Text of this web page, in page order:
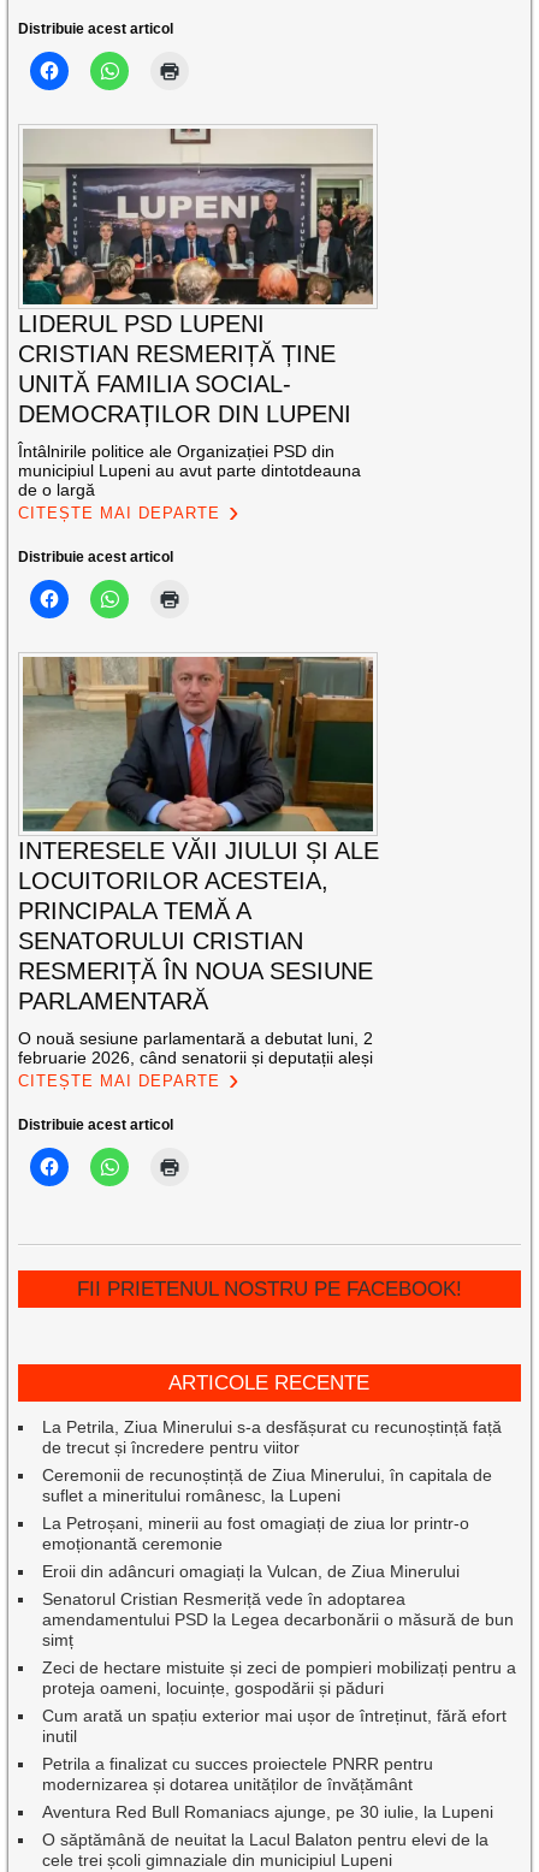
Distribuie acest articol
LIDERUL PSD LUPENI
CRISTIAN RESMERIȚĂ ȚINE
UNITĂ FAMILIA SOCIAL-
DEMOCRAȚILOR DIN LUPENI
Întâlnirile politice ale Organizației PSD din
municipiul Lupeni au avut parte dintotdeauna
de o largă
CITEȘTE MAI DEPARTE
Distribuie acest articol
INTERESELE VĂII JIULUI ȘI ALE
LOCUITORILOR ACESTEIA,
PRINCIPALA TEMĂ A
SENATORULUI CRISTIAN
RESMERIȚĂ ÎN NOUA SESIUNE
PARLAMENTARĂ
O nouă sesiune parlamentară a debutat luni, 2
februarie 2026, când senatorii și deputații aleși
CITEȘTE MAI DEPARTE
Distribuie acest articol
FII PRIETENUL NOSTRU PE FACEBOOK!
ARTICOLE RECENTE
La Petrila, Ziua Minerului s-a desfășurat cu recunoștință față
de trecut și încredere pentru viitor
Ceremonii de recunoștință de Ziua Minerului, în capitala de
suflet a mineritului românesc, la Lupeni
La Petroșani, minerii au fost omagiați de ziua lor printr-o
emoționantă ceremonie
Eroii din adâncuri omagiați la Vulcan, de Ziua Minerului
Senatorul Cristian Resmeriță vede în adoptarea
amendamentului PSD la Legea decarbonării o măsură de bun
simț
Zeci de hectare mistuite și zeci de pompieri mobilizați pentru a
proteja oameni, locuințe, gospodării și păduri
Cum arată un spațiu exterior mai ușor de întreținut, fără efort
inutil
Petrila a finalizat cu succes proiectele PNRR pentru
modernizarea și dotarea unităților de învățământ
Aventura Red Bull Romaniacs ajunge, pe 30 iulie, la Lupeni
O săptămână de neuitat la Lacul Balaton pentru elevi de la
cele trei școli gimnaziale din municipiul Lupeni